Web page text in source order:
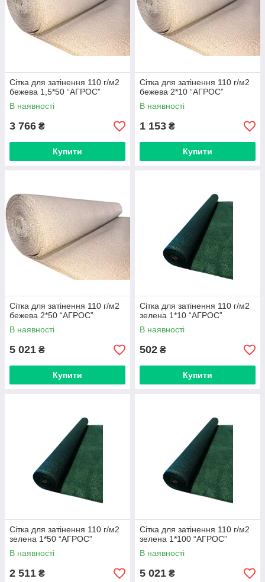
Сітка для затінення 110 г/м2
бежева 1,5*50 “AГРОС”
В наявності
3 766 ₴
Купити
Сітка для затінення 110 г/м2
бежева 2*10 “AГРОС”
В наявності
1 153 ₴
Купити
Сітка для затінення 110 г/м2
бежева 2*50 “AГРОС”
В наявності
5 021 ₴
Купити
Сітка для затінення 110 г/м2
зелена 1*10 “AГРОС”
В наявності
502 ₴
Купити
Сітка для затінення 110 г/м2
зелена 1*50 “AГРОС”
В наявності
2 511 ₴
Сітка для затінення 110 г/м2
зелена 1*100 “AГРОС”
В наявності
5 021 ₴